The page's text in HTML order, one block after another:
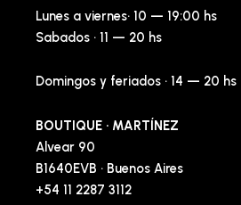
Lunes a viernes· 10 — 19:00 hs
Sabados · 11 — 20 hs
Domingos y feriados · 14 — 20 hs
BOUTIQUE · MARTÍNEZ
Alvear 90
B1640EVB · Buenos Aires
+54 11 2287 3112